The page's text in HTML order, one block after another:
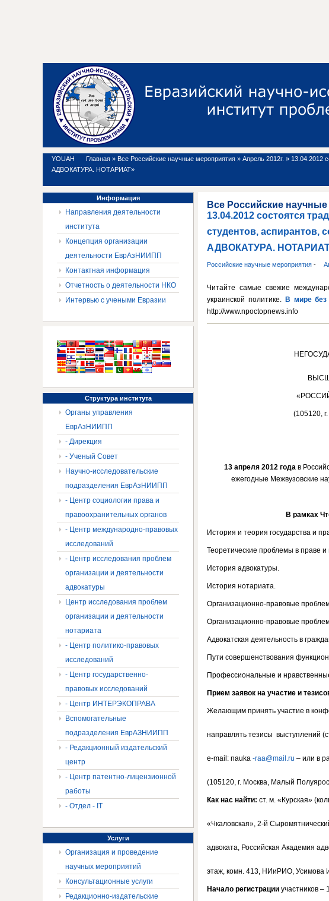
YOUAH Главная » Все Российские научные мероприятия » Апрель 2012г. » 13.04.2012
АДВОКАТУРА. НОТАРИАТ»
Все Российские
13.04.2012 состоятся
студентов, аспирантов,
АДВОКАТУРА.
Российские научные мероприятия-
Читайте самые свежие
украинской политике. В мире без
http://www.npoctopnews.info
(105120,
13 апреля 2012 года в
ежегодные Межвузовские
В рамках
История и теория государства и
Теоретические проблемы в праве
История адвокатуры.
История нотариата.
Организационно-правовые
Организационно-правовые
Адвокатская деятельность в
Пути совершенствования
Профессиональные и
Прием заявок на участие и
Желающим принять участие в
направлять тезисы выступлений
е-mail: nauka -raa@mail.ru – или в
(105120, г. Москва, Малый
Как нас найти: ст. м. «Курская»
«Чкаловская», 2-й
адвоката, Российская Академия
этаж, комн. 413, НИиРИО, Усимова
Начало регистрации участников –
Информация
Направления деятельности
института
Концепция организации
деятельности ЕврАзНИИПП
Контактная информация
Отчетность о деятельности НКО
Интервью с учеными Евразии
Структураинститута
Органы управления
ЕврАзНИИПП
- Дирекция
- Ученый Совет
Научно-исследовательские
подразделения ЕврАзНИИПП
- Центр социологии права и
правоохранительных органов
- Центр международно-правовых
исследований
- Центр исследования проблем
организации и деятельности
адвокатуры
Центр исследования проблем
организации и деятельности
нотариата
- Центр политико-правовых
исследований
- Центр государственно-
правовых исследований
- Центр ИНТЕРЭКОПРАВА
Вспомогательные
подразделения ЕврАЗНИИПП
- Редакционный издательский
центр
- Центр патентно-лицензионной
работы
- Отдел - IT
Услуги
Организация и проведение
научных мероприятий
Консультационные услуги
Редакционно-издательские